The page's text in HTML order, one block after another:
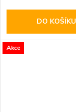
DO KOŠÍKU
Akce